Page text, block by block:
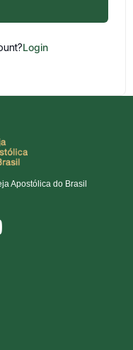
Login
Apostólica do Brasil